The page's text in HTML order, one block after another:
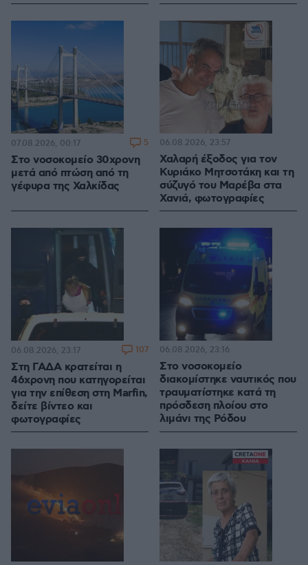
Στο νοσοκομείο 30χρονη
μετά από πτώση από τη
γέφυρα της Χαλκίδας
07.08.2026, 00:17 5
Χαλαρή έξοδος για τον
Κυριάκο Μητσοτάκη και τη
σύζυγό του Μαρέβα στα
Χανιά, φωτογραφίες
06.08.2026, 23:57
Στη ΓΑΔΑ κρατείται η
46χρονη που κατηγορείται
για την επίθεση στη Marfin,
δείτε βίντεο και
φωτογραφίες
06.08.2026, 23:17 107
Στο νοσοκομείο
διακομίστηκε ναυτικός που
τραυματίστηκε κατά τη
πρόσδεση πλοίου στο
λιμάνι της Ρόδου
06.08.2026, 23:16